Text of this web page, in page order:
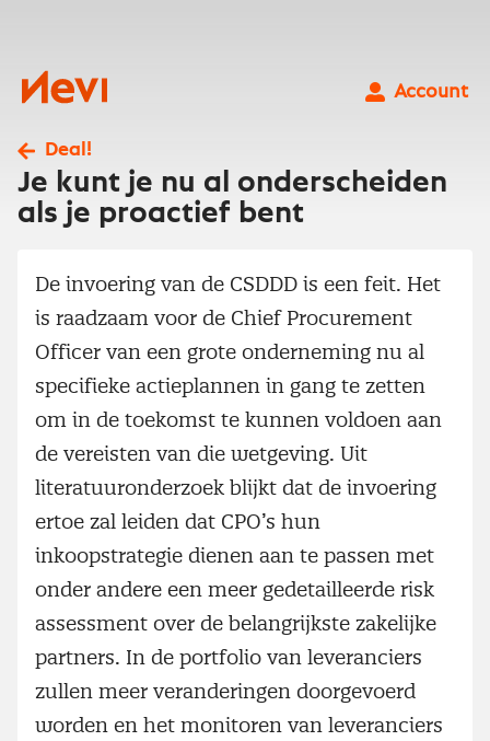
Nevi
Account
Deal!
Je kunt je nu al onderscheiden
als je proactief bent
De invoering van de CSDDD is een feit. Het
is raadzaam voor de Chief Procurement
Officer van een grote onderneming nu al
specifieke actieplannen in gang te zetten
om in de toekomst te kunnen voldoen aan
de vereisten van die wetgeving. Uit
literatuuronderzoek blijkt dat de invoering
ertoe zal leiden dat CPO’s hun
inkoopstrategie dienen aan te passen met
onder andere een meer gedetailleerde risk
assessment over de belangrijkste zakelijke
partners. In de portfolio van leveranciers
zullen meer veranderingen doorgevoerd
worden en het monitoren van leveranciers